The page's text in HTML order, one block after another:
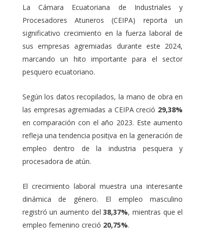
La Cámara Ecuatoriana de Industriales y
Procesadores Atuneros (CEIPA) reporta un
significativo crecimiento en la fuerza laboral de
sus empresas agremiadas durante este 2024,
marcando un hito importante para el sector
pesquero ecuatoriano.
Según los datos recopilados, la mano de obra en
las empresas agremiadas a CEIPA creció 29,38%
en comparación con el año 2023. Este aumento
refleja una tendencia positiva en la generación de
empleo dentro de la industria pesquera y
procesadora de atún.
El crecimiento laboral muestra una interesante
dinámica de género. El empleo masculino
registró un aumento del38,37%, mientras que el
empleo femenino creció 20,75%.